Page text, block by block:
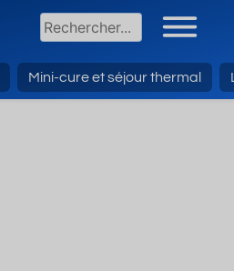
Mini-cure et séjour thermal